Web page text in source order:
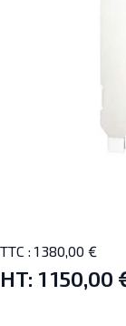
TTC : 1 380,00 €
HT: 1 150,00